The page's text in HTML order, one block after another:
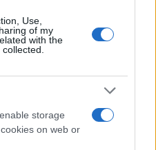
Use,
of my
with the
storage
on web or
DE
DE